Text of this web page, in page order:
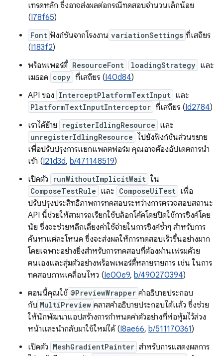
เทรดหลัก ซึ่งอาจส่งผลต่อกรณีทดสอบจำนวนเล็กน้อย
(I78f65)
Font ฟังก์ชันจากโรงงาน variationSettings ที่เสถียร
(I183f2)
พร็อพเพอร์ตี้ ResourceFont loadingStrategy และ
เมธอด copy ที่เสถียร (I40d84)
API ของ InterceptPlatformTextInput และ
PlatformTextInputInterceptor ที่เสถียร (Id2784)
เราได้ย้าย
registerIdlingResource และ
unregisterIdlingResource ไปยังฟังก์ชันส่วนขยาย
เพื่อปรับปรุงการแยกแพลตฟอร์ม คุณอาจต้องอัปเดตการนำ
เข้า (I21d3d, b/471148519)
เปิดตัว
runWithoutImplicitWait ใน
ComposeTestRule และ ComposeUiTest เพื่อ
ปรับปรุงประสิทธิภาพการทดสอบระหว่างการตรวจสอบสถานะ
API นี้ช่วยให้สามารถเรียกใช้บล็อกโค้ดโดยปิดใช้การซิงค์โดย
นัย ซึ่งจะช่วยหลีกเลี่ยงค่าใช้จ่ายในการซิงค์ซ้ำๆ สำหรับการ
ค้นหาแต่ละโหนด ซึ่งจะส่งผลให้การทดสอบเร็วขึ้นอย่างมาก
โดยเฉพาะอย่างยิ่งสำหรับการทดสอบที่ต้องผ่านเฟรมด้วย
ตนเองและสุ่มตัวอย่างพร็อพเพอร์ตี้หลายรายการ เช่น ในการ
ทดสอบภาพเคลื่อนไหว (Ie00e9, b/490270394)
ตอนนี้คุณใช้ @PreviewWrapper คำอธิบายประกอบ
กับ MultiPreview คลาสคำอธิบายประกอบได้แล้ว ซึ่งช่วย
ให้นักพัฒนาแอปสร้างการกำหนดค่าตัวอย่างที่ห่อหุ้มไว้ล่วง
หน้าและนำกลับมาใช้ใหม่ได้ (I8ae66, b/511170361)
เปิดตัว MeshGradientPainter สำหรับการแสดงผลการ